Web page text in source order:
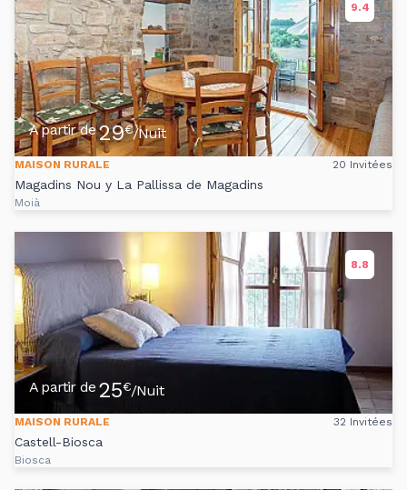
9.4
A partir de29€/Nuit
MAISON RURALE 20 Invitées
Magadins Nou y La Pallissa de Magadins
Moià
8.8
A partir de 25€/Nuit
MAISON RURALE 32 Invitées
Castell-Biosca
Biosca